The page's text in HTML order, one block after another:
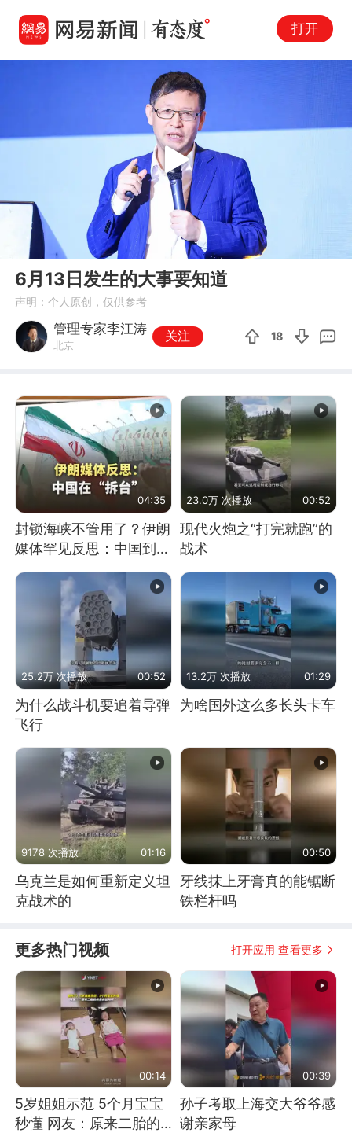
打开
00:00
Play
6月13日发生的大事要知道
声明：个人原创，仅供参考
管理专家李江涛
北京
关注 18
04:35
封锁海峡不管用了？伊朗
媒体罕见反思：中国到底
23.0万 次播放 00:52
现代火炮之“打完就跑”的
战术
25.2万 次播放 00:52
为什么战斗机要追着导弹
飞行
13.2万 次播放 01:29
为啥国外这么多长头卡车
9178 次播放 01:16
乌克兰是如何重新定义坦
克战术的
00:50
牙线抹上牙膏真的能锯断
铁栏杆吗
更多热门视频 打开应用 查看更多
00:14
5岁姐姐示范 5个月宝宝
秒懂 网友：原来二胎的
00:39
孙子考取上海交大爷爷感
谢亲家母